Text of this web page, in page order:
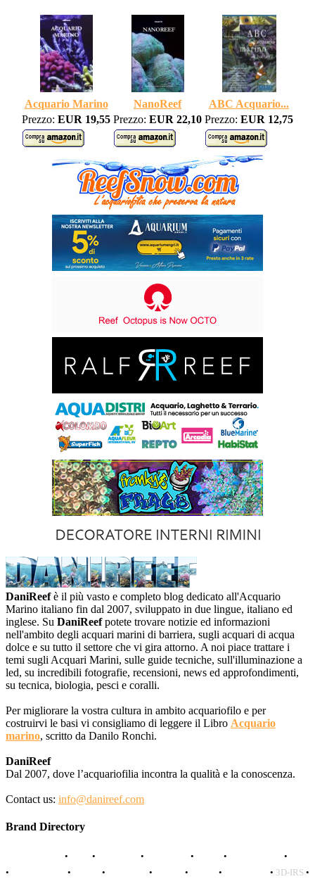
Acquario Marino NanoReef
ABC Acquario...
Prezzo: EUR 19,55 Prezzo: EUR 22,10 Prezzo: EUR 12,75
DaniReefè il più vasto e completo blog dedicato all'Acquario
Marino italiano fin dal 2007, sviluppato in due lingue, italiano ed
inglese. Su DaniReefpotete trovare notizie ed informazioni
nell'ambito degli acquari marini di barriera, sugli acquari di acqua
dolce e su tutto il settore che vi gira attorno. A noi piace trattare i
temi sugli Acquari Marini, sulle guide tecniche, sull'illuminazione a
led, su incredibili fotografie, recensioni, news ed approfondimenti,
su tecnica, biologia, pesci e coralli.
Per migliorare la vostra cultura in ambito acquariofilo e per
costruirvi le basi vi consigliamo di leggere il Libro Acquario
marino, scritto da Danilo Ronchi.
DaniReef
Dal 2007, dove l’acquariofilia incontra la qualità e la conoscenza.
Contact us: info@danireef.com
Brand Directory
• • • • • •
•
• • • • • • 3D-IRS •